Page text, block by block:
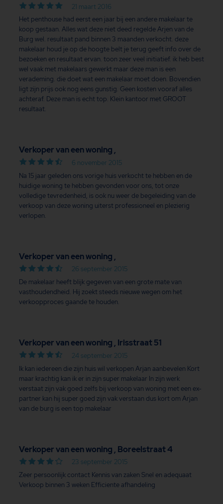
21 maart 2016
Het penthouse had eerst een jaar bij een andere makelaar te
koop gestaan. Alles wat deze niet deed regelde Arjen van de
Burg wel. resultaat pand binnen 3 maanden verkocht. deze
makelaar houd je op de hoogte belt je terug geeft info over de
bezoeken en resultaat ervan. toon zeer veel initiatief. ik heb best
wel vaak met makelaars gewerkt maar deze man is een
verademing. die doet wat een makelaar moet doen. Bovendien
ligt zijn prijs ook nog eens gunstig. Geen kosten vooraf alles
achteraf. Deze man is echt top. Klein kantoor met GROOT
resultaat.
Verkoper van een woning ,
6 november 2015
Na 15 jaar geleden ons vorige huis verkocht te hebben en de
huidige woning te hebben gevonden voor ons, tot onze
volledige tevredenheid, is ook nu weer de begeleiding van de
verkoop van deze woning uiterst professioneel en plezierig
verlopen.
Verkoper van een woning ,
26 september 2015
De makelaar heeft blijk gegeven van een grote mate van
vasthoudendheid. Hij zoekt steeds nieuwe wegen om het
verkoopproces gaande te houden.
Verkoper van een woning , Irisstraat 51
24 september 2015
Ik kan iedereen die zijn huis wil verkopen Arjan aanbevelen Kort
maar krachtig kan ik er in zijn super makelaar In zijn werk
verstaat zijn vak goed zelfs bij verkoop van woning met een ex-
partner kan hij super goed zijn vak verstaan dus kort om Arjan
van de burg is een top makelaar
Verkoper van een woning , Boreelstraat 4
23 september 2015
Zeer persoonlijk contact Kennis van zaken Snel en adequaat
Verkoop binnen 3 weken Efficiente afhandeling